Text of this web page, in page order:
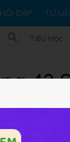
HỎI ĐÁP TƯ
Tiểu Học
42
Trắc nghiệm